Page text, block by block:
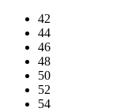
42
44
46
48
50
52
54